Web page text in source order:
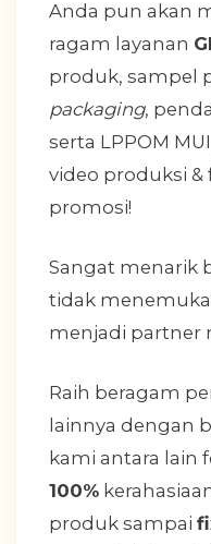
Anda pun akan
ragam layanan
produk, sampel
packaging,
serta LPPOM
video produksi
promosi!
Sangat menarik
tidak
menjadi partner
Raih beragam
lainnya dengan
kami antara lain
100%
produk sampai